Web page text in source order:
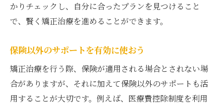
かりチェックし、自分に合ったプランを見つけること
で、賢く矯正治療を進めることができます。
保険以外のサポートを有効に使おう
矯正治療を行う際、保険が適用される場合とされない場
合がありますが、それに加えて保険以外のサポートも活
用することが大切です。例えば、医療費控除制度を利用